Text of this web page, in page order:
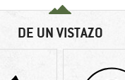
DE UN VISTAZO